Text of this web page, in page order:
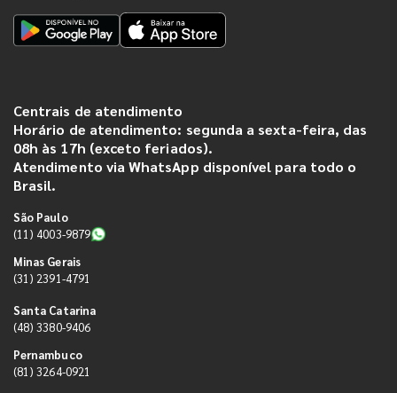
Centrais de atendimento
Horário de atendimento: segunda a sexta-feira, das
08h às 17h (exceto feriados).
Atendimento via WhatsApp disponível para todo o
Brasil.
São Paulo
(11) 4003-9879
Minas Gerais
(31) 2391-4791
Santa Catarina
(48) 3380-9406
Pernambuco
(81) 3264-0921